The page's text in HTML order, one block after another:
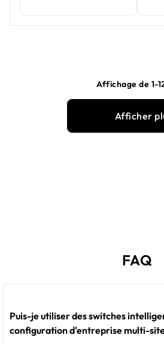
Affichage de 1-
Afficher
FAQ
Puis-je utiliser des switches
configuration d'entreprise multi-